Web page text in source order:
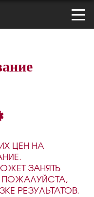
ЦЕН НА
ЗАНЯТЬ
РЕЗУЛЬТАТОВ.